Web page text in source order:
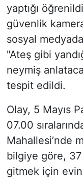
yaptığı
güvenlik
sosyal
"Ateş gibi
neymiş
tespit edildi.
Olay, 5 Mayıs
07.00
Mahallesi’nde
bilgiye göre, 37
gitmek için